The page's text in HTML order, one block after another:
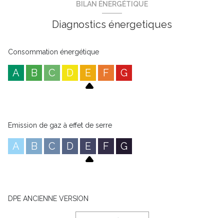
BILAN ÉNERGÉTIQUE
Diagnostics énergetiques
Consommation énergétique
A B C D E F G
Emission de gaz à effet de serre
A B C D E F G
DPE ANCIENNE VERSION